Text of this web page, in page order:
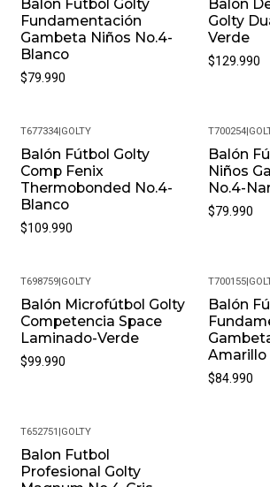
Devoluciones Flexible. Queremos Que
Completamente Feliz Y Puedas Volver
¿Cómo Debo Cuidar Mis Productos?
Producto En Las Mejores Condiciones,
Productos Químicos Fuertes.
Fresco Y Seco Cuando No Los Estés
Balón Fútbol Golty
Fundamentación
Gambeta Niños No.4-
Blanco
$79.990
Balón
Golty
Verde
$129.990
T677334| GOLTY
Balón Fútbol Golty
Comp Fenix
Thermobonded No.4-
Blanco
$109.990
T700254
Balón
Niños
No.4-
$79.990
T698759|GOLTY
Balón Microfútbol Golty
Competencia Space
Laminado-Verde
$99.990
T700155|
Balón
Amarillo
$84.990
-12%
T652751 |GOLTY
Balon Futbol
Profesional Golty